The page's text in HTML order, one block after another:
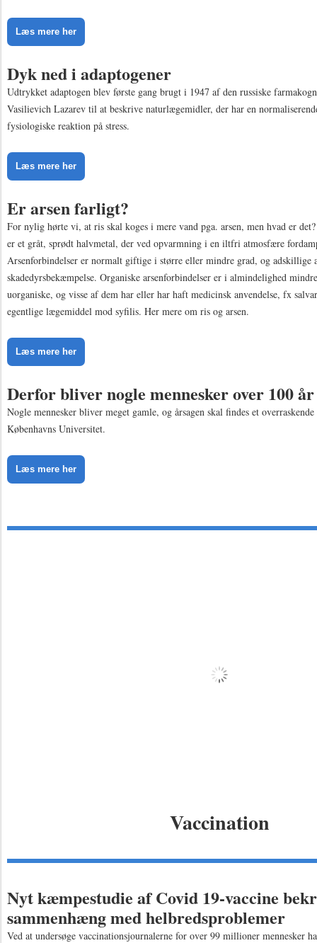
Læs mere her
Dyk ned i adaptogener
Udtrykket adaptogen blev første gang brugt i 1947 af den russiske
Vasilievich Lazarev til at beskrive naturlægemidler, der har en
fysiologiske reaktion på stress.
Læs mere her
Er arsen farligt?
For nylig hørte vi, at ris skal koges i mere vand pga. arsen, men hvad er
er et gråt, sprødt halvmetal, der ved opvarmning i en iltfri atmosfære
Arsenforbindelser er normalt giftige i større eller mindre grad, og adskillige
skadedyrsbekæmpelse. Organiske arsenforbindelser er i almindelighed
uorganiske, og visse af dem har eller har haft medicinsk anvendelse, fx
egentlige lægemiddel mod syfilis. Her mere om ris og arsen.
Læs mere her
Derfor bliver nogle mennesker over 100 år
Nogle mennesker bliver meget gamle, og årsagen skal findes et
Københavns Universitet.
Læs mere her
Vaccination
Nyt kæmpestudie af Covid 19-vaccine
sammenhæng med helbredsproblemer
Ved at undersøge vaccinationsjournalerne for over 99 millioner mennesker